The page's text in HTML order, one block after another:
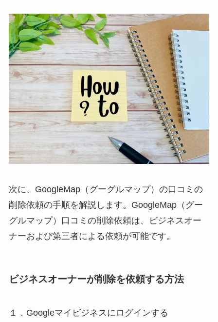
次に、GoogleMap（グーグルマップ）の口コミの
削除依頼の手順を解説します。GoogleMap（グー
グルマップ）口コミの削除依頼は、ビジネスオー
ナーおよび第三者による依頼が可能です。
ビジネスオーナーが削除を依頼する方法
１．Googleマイビジネスにログインする